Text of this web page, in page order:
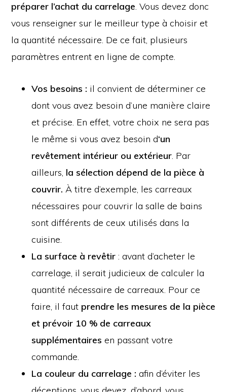
préparer l’achat du carrelage. Vous devez donc
vous renseigner sur le meilleur type à choisir et
la quantité nécessaire. De ce fait, plusieurs
paramètres entrent en ligne de compte.
Vos besoins : il convient de déterminer ce
dont vous avez besoin d’une manière claire
et précise. En effet, votre choix ne sera pas
le même si vous avez besoin d‘un
revêtement intérieur ou extérieur. Par
ailleurs, la sélection dépend de la pièce à
couvrir. À titre d’exemple, les carreaux
nécessaires pour couvrir la salle de bains
sont différents de ceux utilisés dans la
cuisine.
La surface à revêtir : avant d’acheter le
carrelage, il serait judicieux de calculer la
quantité nécessaire de carreaux. Pour ce
faire, il faut prendre les mesures de la pièce
et prévoir 10 % de carreaux
supplémentairesen passant votre
commande.
La couleur du carrelage : afin d’éviter les